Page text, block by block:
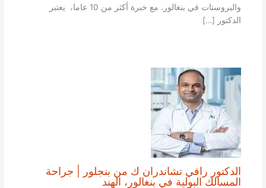
والبروستات في بنغالور. مع خبرة أكثر من 10 عاما، يعتبر
الدكتور […]
الدكتور رافي تشاندران ك من بنجلور | جراحة
المسالك البولية في بنغالور، الهند